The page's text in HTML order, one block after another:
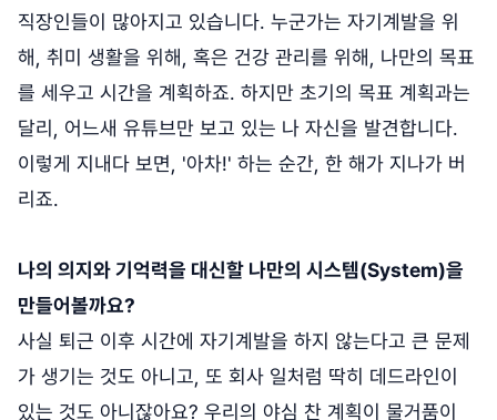
직장인들이 많아지고 있습니다. 누군가는 자기계발을 위
해, 취미 생활을 위해, 혹은 건강 관리를 위해, 나만의 목표
를 세우고 시간을 계획하죠. 하지만 초기의 목표 계획과는
달리, 어느새 유튜브만 보고 있는 나 자신을 발견합니다.
이렇게 지내다 보면, '아차!' 하는 순간, 한 해가 지나가 버
리죠.
나의 의지와 기억력을 대신할 나만의 시스템(System)을
만들어볼까요?
사실 퇴근 이후 시간에 자기계발을 하지 않는다고 큰 문제
가 생기는 것도 아니고, 또 회사 일처럼 딱히 데드라인이
있는 것도 아니잖아요? 우리의 야심 찬 계획이 물거품이